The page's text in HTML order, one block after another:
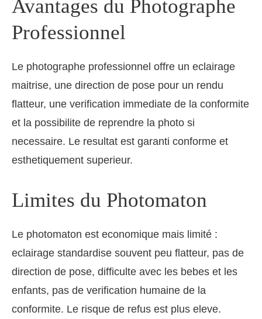
Avantages du Photographe
Professionnel
Le photographe professionnel offre un eclairage
maitrise, une direction de pose pour un rendu
flatteur, une verification immediate de la conformite
et la possibilite de reprendre la photo si
necessaire. Le resultat est garanti conforme et
esthetiquement superieur.
Limites du Photomaton
Le photomaton est economique mais limité :
eclairage standardise souvent peu flatteur, pas de
direction de pose, difficulte avec les bebes et les
enfants, pas de verification humaine de la
conformite. Le risque de refus est plus eleve.